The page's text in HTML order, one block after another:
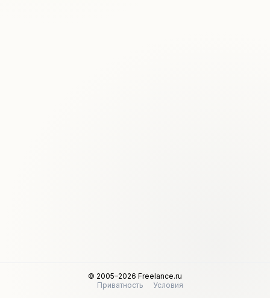
© 2005–2026 Freelance.ru
Приватность
Условия